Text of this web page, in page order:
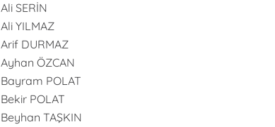
Ali SERİN
Ali YILMAZ
Arif DURMAZ
Ayhan ÖZCAN
Bayram POLAT
Bekir POLAT
Beyhan TAŞKIN